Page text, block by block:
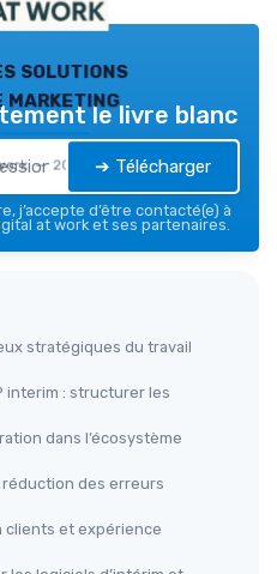
solutions
marketing
— 2026
le livre blanc
➔ Télécharger
j’accepte d’être contacté(e) à
at work et ses partenaires.
stratégiques du travail
interim : structurer les
dans l’écosystème
des erreurs
clients et expérience